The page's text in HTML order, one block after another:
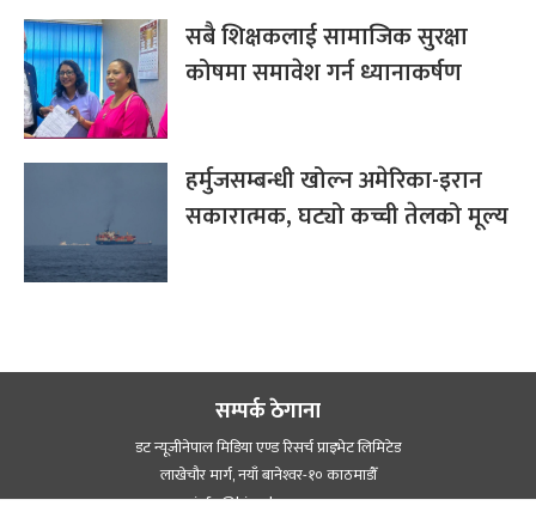
सबै शिक्षकलाई सामाजिक सुरक्षा
कोषमा समावेश गर्न ध्यानाकर्षण
हर्मुजसम्बन्धी खोल्न अमेरिका-इरान
सकारात्मक, घट्यो कच्ची तेलको मूल्य
सम्पर्क ठेगाना
डट न्यूजीनेपाल मिडिया एण्ड रिसर्च प्राइभेट लिमिटेड
लाखेचौर मार्ग, नयाँ बानेश्‍वर-१० काठमाडौँ
info@himalpress.com